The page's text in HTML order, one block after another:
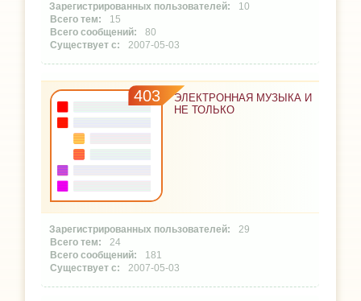
10
15
80
2007-05-03
403
ЭЛЕКТРОННАЯ МУЗЫКА И
НЕ ТОЛЬКО
29
24
181
2007-05-03